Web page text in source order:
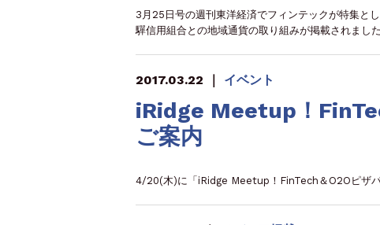
3月25日号の週刊東洋経済でフィンテックが特集と
驒信用組合との地域通貨の取り組みが掲載されました
2017.03.22 ｜ イベント
iRidge Meetup！
ご案内
4/20(木)に「iRidge Meetup！FinTech＆O2Oピザパ